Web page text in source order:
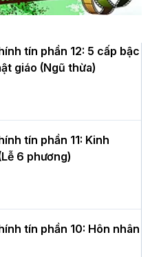
tập thứ
mùa
làm tân
An
tín phần 12: 5 cấp bậc
giáo (Ngũ thừa)
tín phần 11: Kinh
6 phương)
tín phần 10: Hôn nhân